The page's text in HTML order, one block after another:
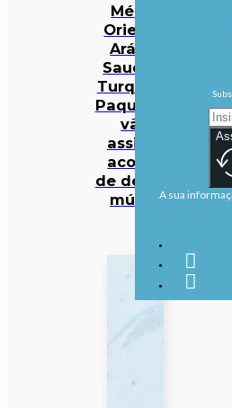
Médio
Oriente:
Arábia
Saudita,
Turquia e
Paquistão
vão
assinar
acordo
de defesa
mútuaA sua